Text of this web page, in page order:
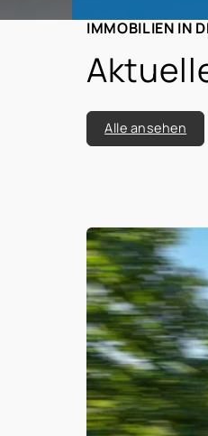
IMMOBILIEN IN
Alle ansehen